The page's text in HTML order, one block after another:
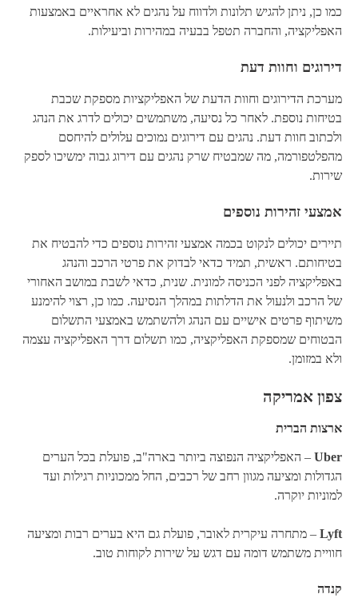
כמו כן, ניתן להגיש תלונות ולדווח על נהגים לא אחראיים באמצעות
האפליקציה, והחברה תטפל בבעיה במהירות וביעילות.
דירוגים וחוות דעת
מערכת הדירוגים וחוות הדעת של האפליקציות מספקת שכבת
בטיחות נוספת. לאחר כל נסיעה, משתמשים יכולים לדרג את הנהג
ולכתוב חוות דעת. נהגים עם דירוגים נמוכים עלולים להיחסם
מהפלטפורמה, מה שמבטיח שרק נהגים עם דירוג גבוה ימשיכו לספק
שירות.
אמצעי זהירות נוספים
תיירים יכולים לנקוט בכמה אמצעי זהירות נוספים כדי להבטיח את
בטיחותם. ראשית, תמיד כדאי לבדוק את פרטי הרכב והנהג
באפליקציה לפני הכניסה למונית. שנית, כדאי לשבת במושב האחורי
של הרכב ולנעול את הדלתות במהלך הנסיעה. כמו כן, רצוי להימנע
משיתוף פרטים אישיים עם הנהג ולהשתמש באמצעי התשלום
הבטוחים שמספקת האפליקציה, כמו תשלום דרך האפליקציה עצמה
ולא במזומן.
צפון אמריקה
ארצות הברית
Uber – האפליקציה הנפוצה ביותר בארה"ב, פועלת בכל הערים
הגדולות ומציעה מגוון רחב של רכבים, החל ממכוניות רגילות ועד
למוניות יוקרה.
Lyft – מתחרה עיקרית לאובר, פועלת גם היא בערים רבות ומציעה
חוויית משתמש דומה עם דגש על שירות לקוחות טוב.
קנדה